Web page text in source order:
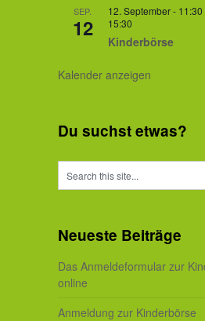
SEP.
12
12. September - 11:30
15:30
Kinderbörse
Kalender anzeigen
Du suchst etwas?
Neueste Beiträge
Das Anmeldeformular zur
online
Anmeldung zur Kinderbörse